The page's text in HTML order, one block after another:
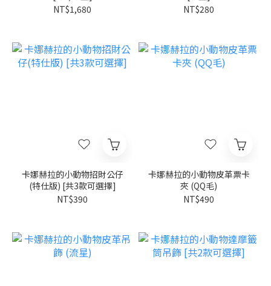
NT$1,680
NT$280
卡娜赫拉的小動物招財公仔
(特仕版) [共3款可選擇]
NT$390
卡娜赫拉的小動物皮革票卡
夾 (QQ毛)
NT$490